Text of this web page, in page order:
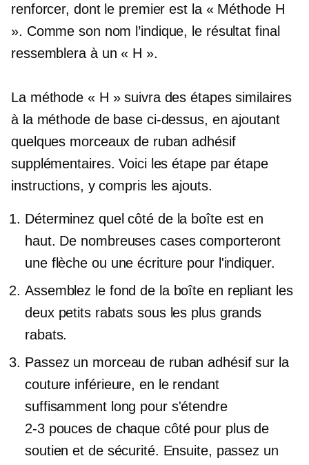
renforcer, dont le premier est la « Méthode H
». Comme son nom l’indique, le résultat final
ressemblera à un « H ».
La méthode « H » suivra des étapes similaires
à la méthode de base ci-dessus, en ajoutant
quelques morceaux de ruban adhésif
supplémentaires. Voici lesétape par étape
instructions, y compris les ajouts.
Déterminez quel côté de la boîte est en
haut. De nombreuses cases comporteront
une flèche ou une écriture pour l'indiquer.
Assemblez le fond de la boîte en repliant les
deux petits rabats sous les plus grands
rabats.
Passez un morceau de ruban adhésif sur la
couture inférieure, en le rendant
suffisamment long pour s'étendre
2-3pouces de chaque côté pour plus de
soutien et de sécurité. Ensuite, passez un